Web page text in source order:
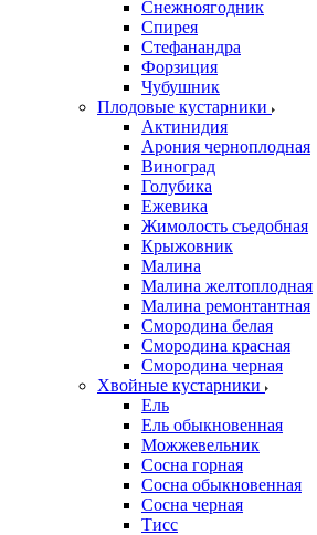
Снежноягодник
Спирея
Стефанандра
Форзиция
Чубушник
Плодовые кустарники
Актинидия
Арония черноплодная
Виноград
Голубика
Ежевика
Жимолость съедобная
Крыжовник
Малина
Малина желтоплодная
Малина ремонтантная
Смородина белая
Смородина красная
Смородина черная
Хвойные кустарники
Ель
Ель обыкновенная
Можжевельник
Сосна горная
Сосна обыкновенная
Сосна черная
Тисс